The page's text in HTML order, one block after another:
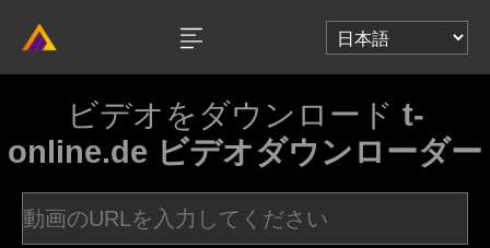
ビデオをダウンロード t-
online.de ビデオダウンローダー